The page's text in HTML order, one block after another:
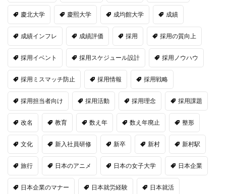
慶北大学 慶熙大学 成均館大学 成績
成績インフレ 成績評価 採用 採用の質向上
採用イベント 採用スケジュール設計 採用ノウハウ
採用ミスマッチ防止 採用情報 採用戦略
採用担当者向け 採用活動 採用理念 採用課題
改名 教育 数え年 数え年廃止 整形
文化 新入社員研修 新卒 新村 新村駅
旅行 日本のアニメ 日本の女子大学 日本企業
日本企業のマナー 日本就労経験 日本就活